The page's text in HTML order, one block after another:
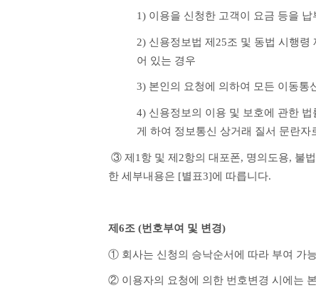
1) 이용을 신청한 고객이 요금 등을
2) 신용정보법 제25조 및 동법 시행
어 있는 경우
3) 본인의 요청에 의하여 모든 이동통
4) 신용정보의 이용 및 보호에 관한
게 하여 정보통신 상거래 질서 문란자
한 세부내용은 [별표3]에 따릅니다.
제6조 (번호부여 및 변경)
① 회사는 신청의 승낙순서에 따라 부여 가
② 이용자의 요청에 의한 번호변경 시에는